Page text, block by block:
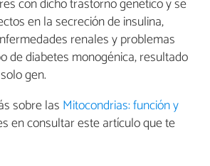
con dicho trastorno genético y se
en la secreción de insulina,
renales y problemas
de diabetes monogénica, resultado
gen.
sobre las Mitocondrias: función y
en consultar este artículo que te